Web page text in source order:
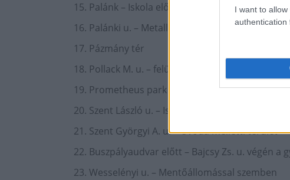
I want to
authentication
15. Palánk – Iskola előtt
16. Palánki u. – Metalloglobus mellett
17. Pázmány tér
18. Pollack M. u. – felüljáró alatt
19. Prometheus park – Augusz I. u. sarka
20. Szent László u. – Iskola mellett
21. Szent Györgyi A. u. – Óvoda melletti terület
22. Buszpályaudvar előtt – Bajcsy Zs. u. végén a
23. Wesselényi u. – Mentőállomással szemben